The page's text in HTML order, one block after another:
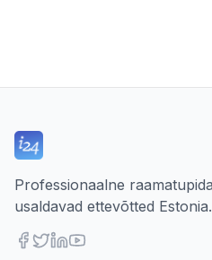
Professionaalne
usaldavad ettevõtted Estonia.